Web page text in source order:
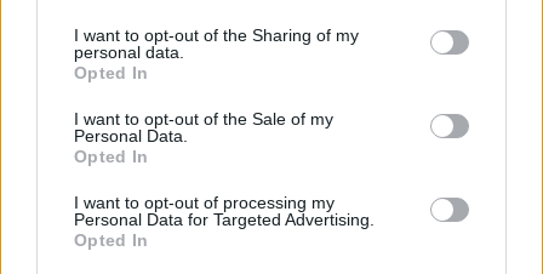
not limited to your visit or usage behaviour. You may click to
grant or deny consent to Google and its third-party tags to
use your data for below specified purposes in below Google
consent section.
I want to opt-out of the Sharing of my
personal data.
Opted In
I want to opt-out of the Sale of my
Personal Data.
Opted In
I want to opt-out of processing my
Personal Data for Targeted Advertising.
Opted In